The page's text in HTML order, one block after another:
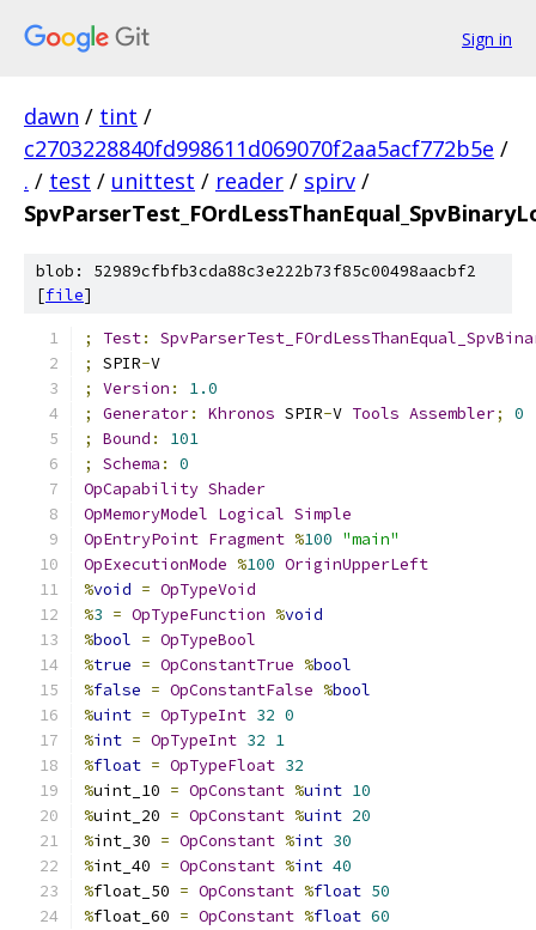
Sign in
dawn / tint /
c2703228840fd998611d069070f2aa5acf772b5e /
. / test / unittest / reader / spirv /
blob: 52989cfbfb3cda88c3e222b73f85c00498aacbf2
[file]
; Test:
;
SPIR-V
;
Version :
1.0
;
Generator: Khronos SPIR-V Tools Assembler;
0
;
Bound :
101
;
Schema :
0
OpCapability Shader
OpMemoryModel Logical Simple
OpEntryPoint Fragment %100 "main"
OpExecutionMode %100 OriginUpperLeft
%void = OpTypeVoid
%3 = OpTypeFunction %void
%bool = OpTypeBool
%true = OpConstantTrue %bool
%false = OpConstantFalse %bool
%uint = OpTypeInt 32 0
%int = OpTypeInt 32 1
%float = OpTypeFloat 32
%uint_10 = OpConstant %uint 10
%uint_20 = OpConstant %uint 20
%int_30 = OpConstant %int 30
%int_40 = OpConstant %int 40
%float_50 = OpConstant %float 50
%float_60 = OpConstant %float 60